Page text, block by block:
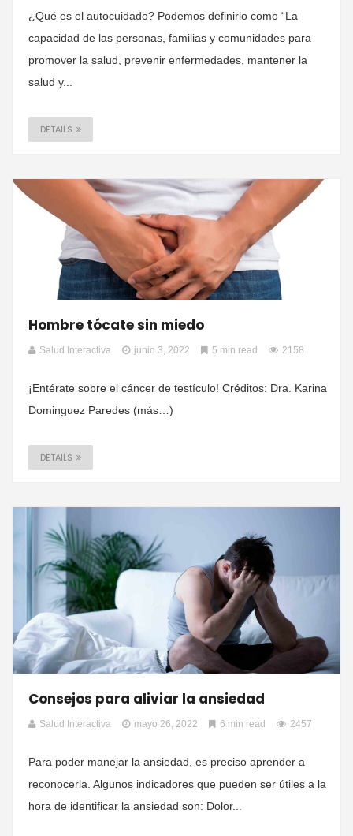
¿Qué es el autocuidado? Podemos definirlo como “La
capacidad de las personas, familias y comunidades para
promover la salud, prevenir enfermedades, mantener la
salud y...
DETAILS
Hombre tócate sin miedo
Salud Interactiva junio 3, 2022 5 min read 2158
¡Entérate sobre el cáncer de testículo! Créditos: Dra. Karina
Dominguez Paredes (más…)
DETAILS
Consejos para aliviar la ansiedad
Salud Interactiva mayo 26, 2022 6 min read 2457
Para poder manejar la ansiedad, es preciso aprender a
reconocerla. Algunos indicadores que pueden ser útiles a la
hora de identificar la ansiedad son: Dolor...